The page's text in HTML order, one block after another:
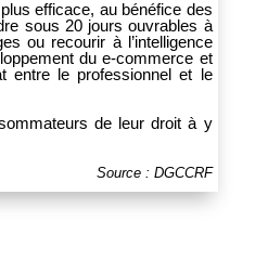
efficace, au bénéfice des
sous 20 jours ouvrables à
ou recourir à l’intelligence
du e-commerce et
entre le professionnel et le
de leur droit à y
Source : DGCCRF